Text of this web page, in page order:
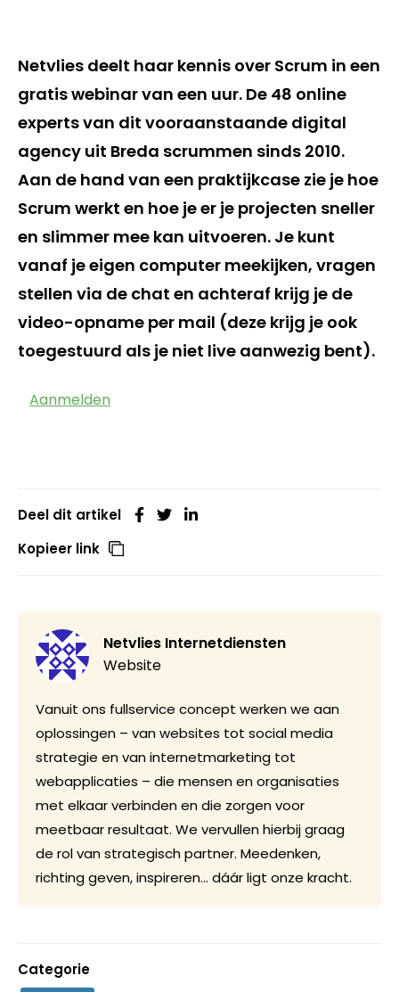
Netvlies deelt haar kennis over Scrum in een
gratis webinar van een uur. De 48 online
experts van dit vooraanstaande digital
agency uit Breda scrummen sinds 2010.
Aan de hand van een praktijkcase zie je hoe
Scrum werkt en hoe je er je projecten sneller
en slimmer mee kan uitvoeren. Je kunt
vanaf je eigen computer meekijken, vragen
stellen via de chat en achteraf krijg je de
video-opname per mail (deze krijg je ook
toegestuurd als je niet live aanwezig bent).
Aanmelden
Deel dit artikel
Kopieer link
Netvlies Internetdiensten
Website
Vanuit ons fullservice concept werken we aan
oplossingen – van websites tot social media
strategie en van internetmarketing tot
webapplicaties – die mensen en organisaties
met elkaar verbinden en die zorgen voor
meetbaar resultaat. We vervullen hierbij graag
de rol van strategisch partner. Meedenken,
richting geven, inspireren… dáár ligt onze kracht.
Categorie